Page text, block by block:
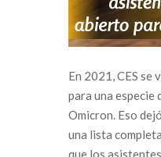
En 2021, CES se
para una
Omicron. Eso
una lista
que los